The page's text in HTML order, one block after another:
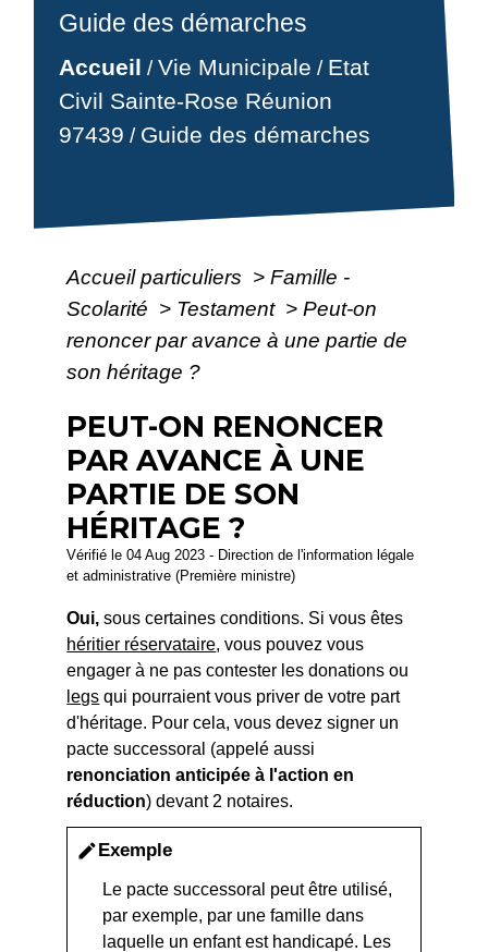
Guide des démarches
Accueil /Vie Municipale / Etat
Civil Sainte-Rose Réunion
97439 / Guide des démarches
Accueil particuliers > Famille -
Scolarité > Testament > Peut-on
renoncer par avance à une partie de
son héritage ?
PEUT-ON RENONCER
PAR AVANCE À UNE
PARTIE DE SON
HÉRITAGE ?
Vérifié le 04 Aug 2023 - Direction de l'information légale
et administrative (Première ministre)
Oui, sous certaines conditions. Si vous êtes
héritier réservataire, vous pouvez vous
engager à ne pas contester les donations ou
legs qui pourraient vous priver de votre part
d'héritage. Pour cela, vous devez signer un
pacte successoral (appelé aussi
renonciation anticipée à l'action en
réduction) devant 2 notaires.
editExemple
Le pacte successoral peut être utilisé,
par exemple, par une famille dans
laquelle un enfant est handicapé. Les